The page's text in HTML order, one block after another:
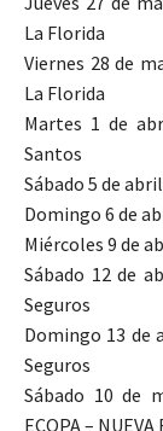
La Florida
Viernes 28 de
La Florida
Martes 1 de
Santos
Sábado 5 de
Domingo 6 de
Miércoles 9 de
Sábado 12 de
Seguros
Domingo 13 de
Seguros
Sábado 10 de
ECOPA – NUEVA